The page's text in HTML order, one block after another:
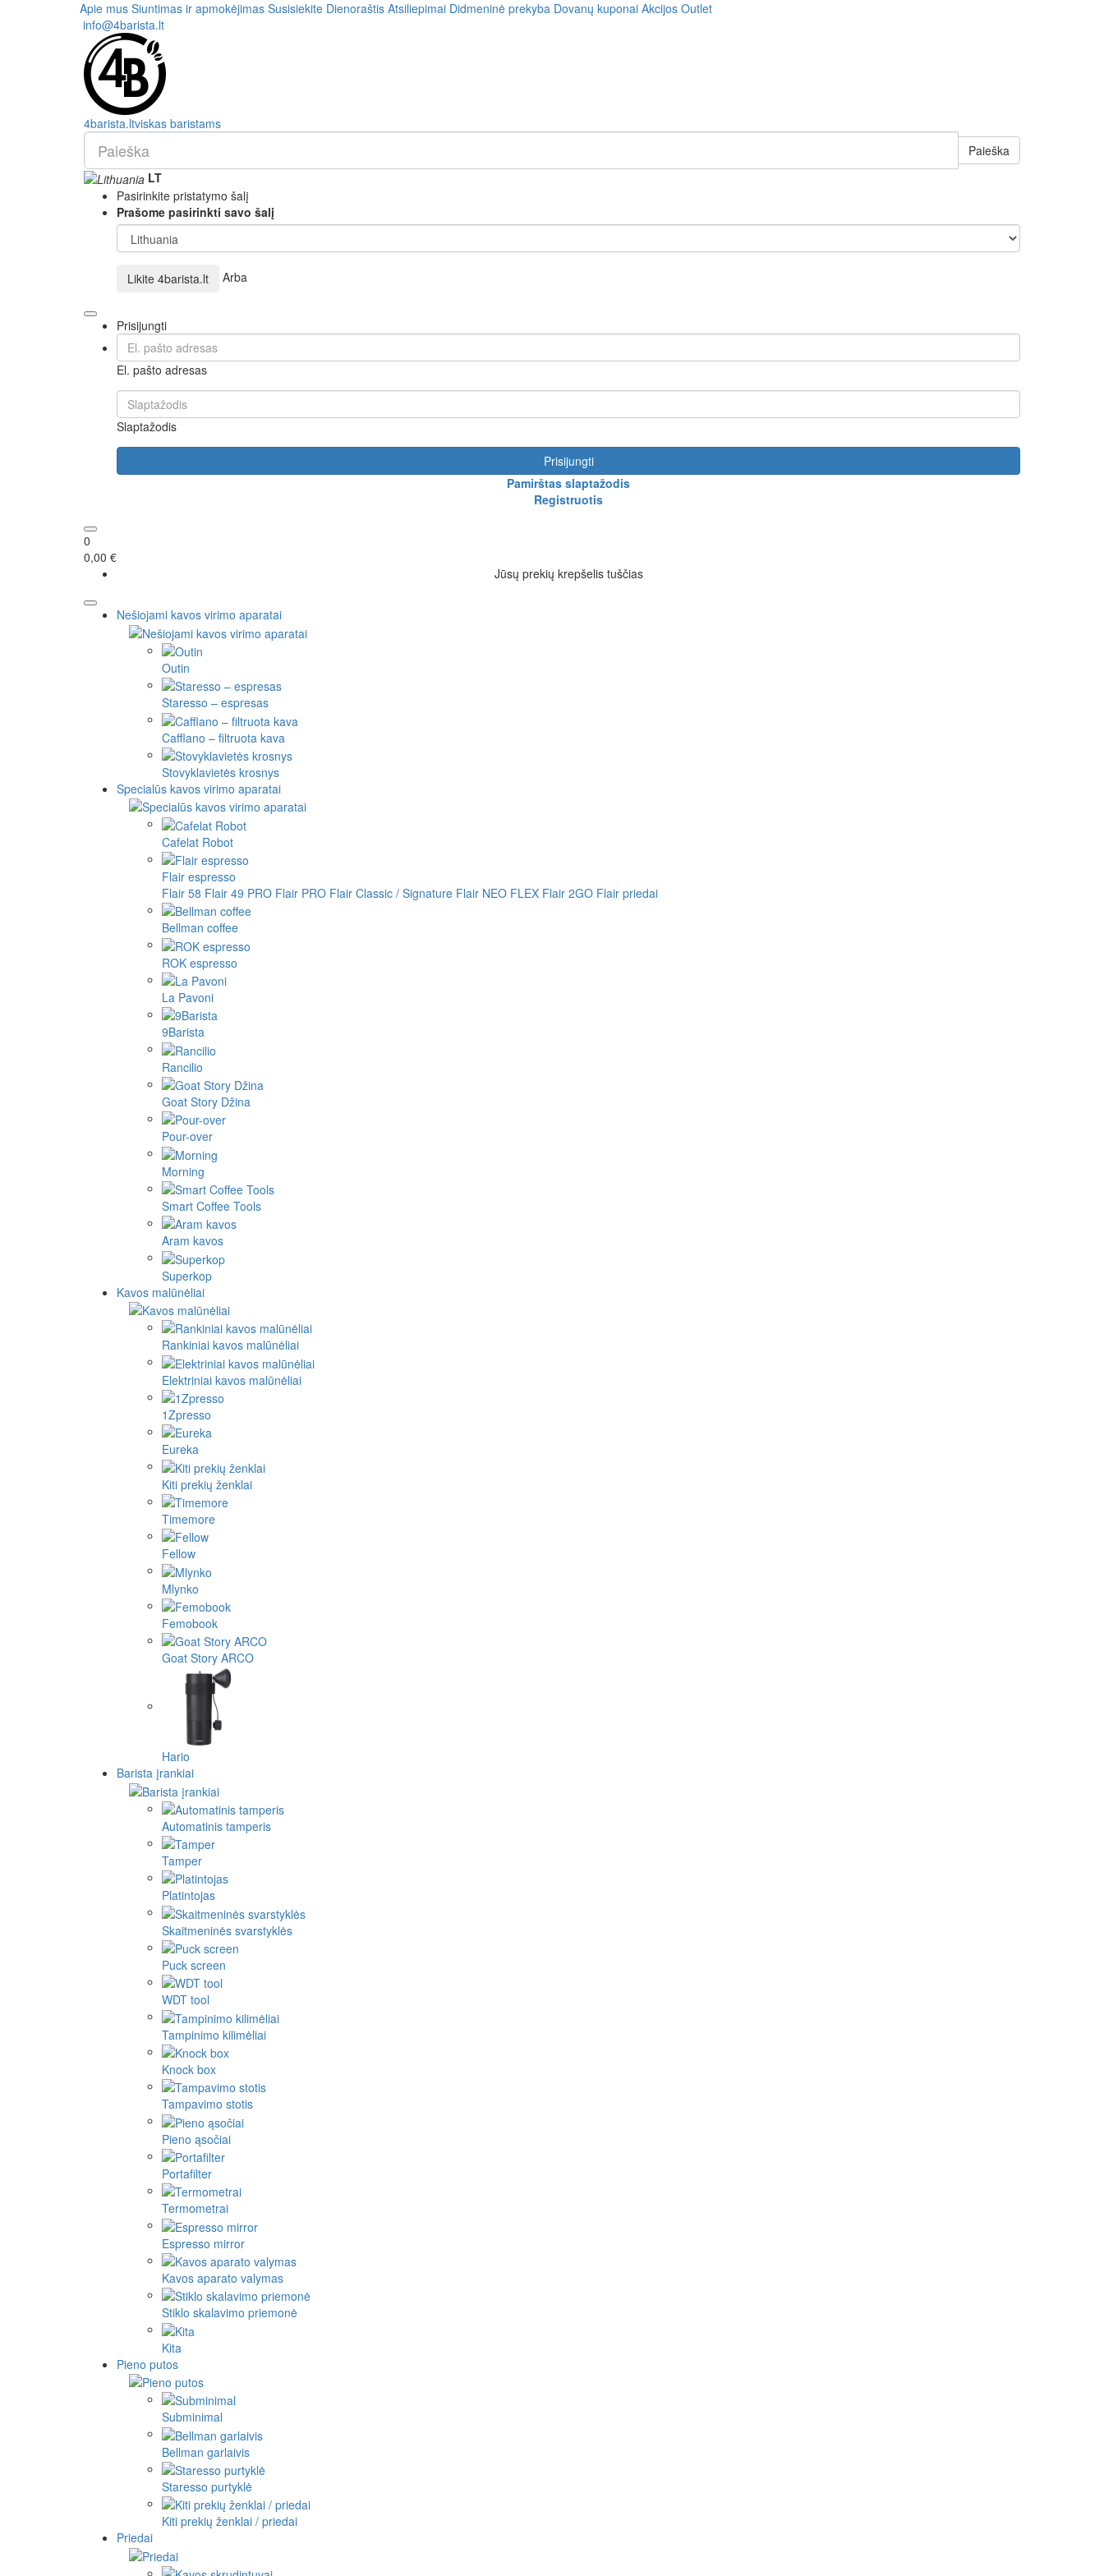
Apie mus Siuntimas ir apmokėjimas Susisiekite Dienoraštis Atsiliepimai Didmeninė prekyba Dovanų kuponai Akcijos Outlet
info@4barista.lt
4barista.ltviskas baristams
Paieška
LT
Pasirinkite pristatymo šalį
Prašome pasirinkti savo šalį
Likite 4barista.lt Arba
Prisijungti
El. pašto adresas
Slaptažodis
Prisijungti
Pamirštas slaptažodis
Registruotis
0
0,00 €
Jūsų prekių krepšelis tuščias
Nešiojami kavos virimo aparatai
Outin
Staresso – espresas
Cafflano – filtruota kava
Stovyklavietės krosnys
Specialūs kavos virimo aparatai
Cafelat Robot
Flair espresso
Flair 58 Flair 49 PRO Flair PRO Flair Classic / Signature Flair NEO FLEX Flair 2GO Flair priedai
Bellman coffee
ROK espresso
La Pavoni
9Barista
Rancilio
Goat Story Džina
Pour-over
Morning
Smart Coffee Tools
Aram kavos
Superkop
Kavos malūnėliai
Rankiniai kavos malūnėliai
Elektriniai kavos malūnėliai
1Zpresso
Eureka
Kiti prekių ženklai
Timemore
Fellow
Mlynko
Femobook
Goat Story ARCO
Hario
Barista įrankiai
Automatinis tamperis
Tamper
Platintojas
Skaitmeninės svarstyklės
Puck screen
WDT tool
Tampinimo kilimėliai
Knock box
Tampavimo stotis
Pieno ąsočiai
Portafilter
Termometrai
Espresso mirror
Kavos aparato valymas
Stiklo skalavimo priemonė
Kita
Pieno putos
Subminimal
Bellman garlaivis
Staresso purtyklė
Kiti prekių ženklai / priedai
Priedai